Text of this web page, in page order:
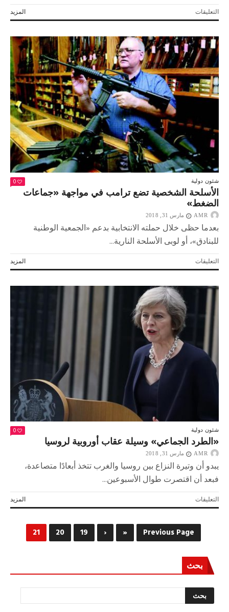
المزيد التعليقاتعلى
تحديات
بوتين..
وصراعه
مع
الغرب
معركته
الأبرز
مغلقة
شئون دولية 0
الأسلحة الشخصية تضع ترامب في مواجهة «جماعات
الضغط»
AMR مارس 31, 2018
بعدما حظى خلال حملته الانتخابية بدعم «الجمعية الوطنية
للبنادق»، أو لوبى الأسلحة النارية...
المزيد التعليقاتعلى
الأسلحة
مواجهة
«جماعات
مغلقة
شئون دولية 0
«الطرد الجماعي» وسيلة عقاب أوروبية لروسيا
AMR مارس 31, 2018
يبدو أن وتيرة النزاع بين روسيا والغرب تتخذ أبعادًا متصاعدة،
فبعد أن اقتصرت طوال الأسبوعين...
المزيد التعليقاتعلى
«الطرد
عقاب
لروسيا
مغلقة
Previous Page
19
20
21
بحث